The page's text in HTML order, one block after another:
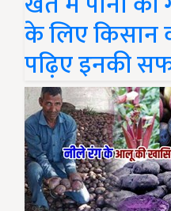
के लिए किसान
पढ़िए इनकी